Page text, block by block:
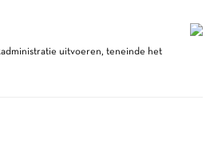
uitvoeren, teneinde het